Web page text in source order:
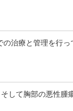
治療と管理を行っ
して胸部の悪性腫